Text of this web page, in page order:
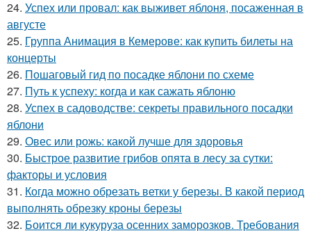
24. Успех или провал: как выживет яблоня, посаженная в
августе
25. Группа Анимация в Кемерове: как купить билеты на
концерты
26. Пошаговый гид по посадке яблони по схеме
27. Путь к успеху: когда и как сажать яблоню
28. Успех в садоводстве: секреты правильного посадки
яблони
29. Овес или рожь: какой лучше для здоровья
30. Быстрое развитие грибов опята в лесу за сутки:
факторы и условия
31. Когда можно обрезать ветки у березы. В какой период
выполнять обрезку кроны березы
32. Боится ли кукуруза осенних заморозков. Требования